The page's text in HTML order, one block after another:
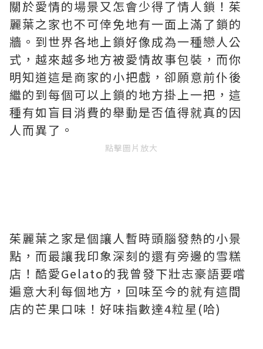
關於愛情的場景又怎會少得了情人鎖！茱
麗葉之家也不可倖免地有一面上滿了鎖的
牆。到世界各地上鎖好像成為一種戀人公
式，越來越多地方被愛情故事包裝，而你
明知道這是商家的小把戲，卻願意前仆後
繼的到每個可以上鎖的地方掛上一把，這
種有如盲目消費的舉動是否值得就真的因
人而異了。
點擊圖片放大
茱麗葉之家是個讓人暫時頭腦發熱的小景
點，而最讓我印象深刻的還有旁邊的雪糕
店！酷愛Gelato的我曾發下壯志豪語要嚐
遍意大利每個地方，回味至今的就有這間
店的芒果口味！好味指數達4粒星(哈)